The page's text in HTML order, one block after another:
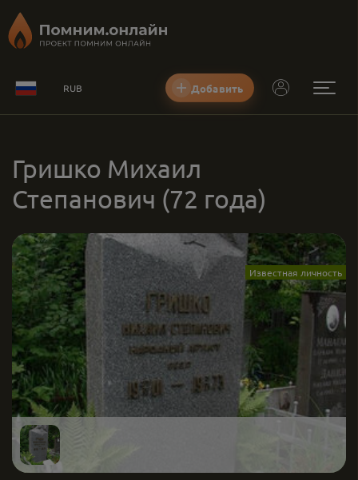
RUB Добавить
Гришко Михаил
Степанович (72 года)
Известная личность